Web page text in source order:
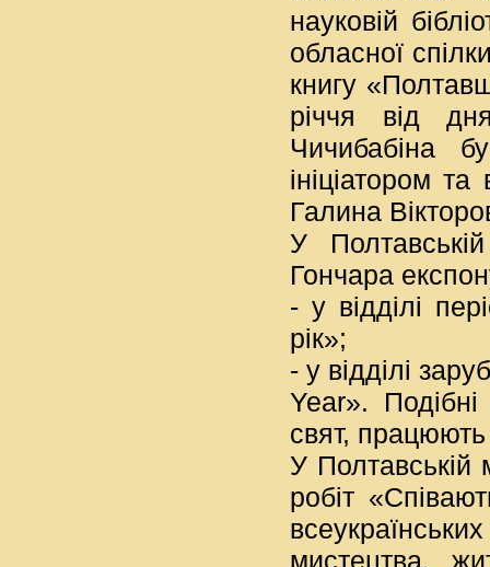
науковій
обласної
книгу
річчя від
Чичибабіна
ініціатором
Галина
У
Гончара
- у відділі
рік»;
- у відділі
Year».
свят, працюють
У Полтавській
робіт
мистецтва,